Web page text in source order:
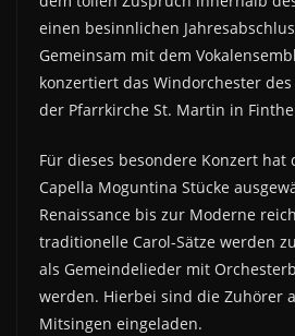
einen besinnlichen
Gemeinsam mit dem
konzertiert das Windorchester
der Pfarrkirche St. Martin in
Für dieses besondere Konzert hat
Capella Moguntina Stücke
Renaissance bis zur Moderne
traditionelle Carol-Sätze werden
als Gemeindelieder mit
werden. Hierbei sind die Zuhörer
Mitsingen eingeladen.